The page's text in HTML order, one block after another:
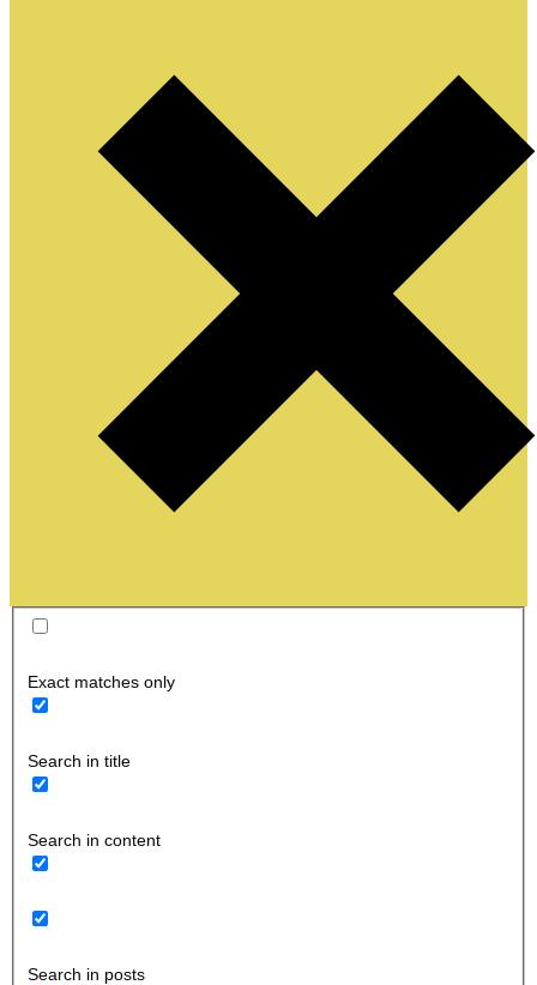
Exact matches only
Search in title
Search in content
Search in posts